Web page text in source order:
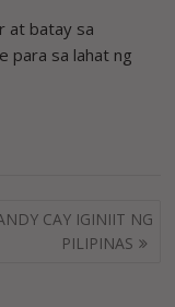
at batay sa
para sa lahat ng
CAY IGINIIT NG
PILIPINAS